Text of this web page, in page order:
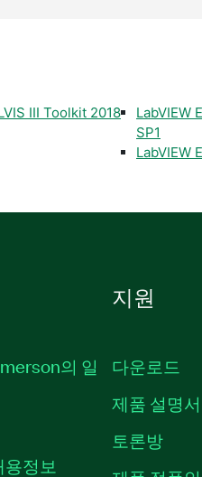
III Toolkit 2018
LabVIEW
SP1
LabVIEW
의 일
정보
지원
다운로드
제품 설명서
토론방